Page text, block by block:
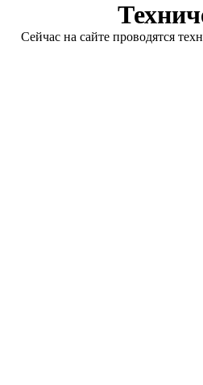
Сейчас на сайте проводятся